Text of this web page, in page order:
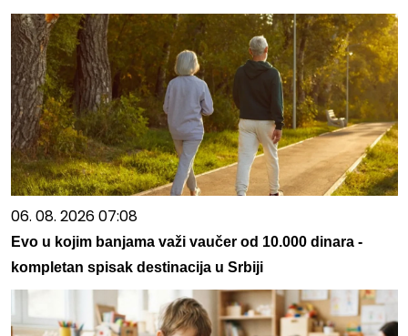
06. 08. 2026 07:08
Evo u kojim banjama važi vaučer od 10.000 dinara -
kompletan spisak destinacija u Srbiji